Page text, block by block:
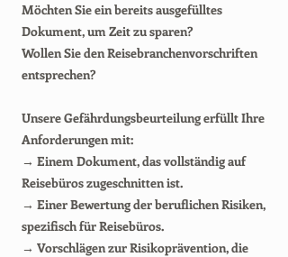
Möchten Sie ein bereits ausgefülltes
Dokument, um Zeit zu sparen?
Wollen Sie den Reisebranchenvorschriften
entsprechen?
Unsere Gefährdungsbeurteilung erfüllt Ihre
Anforderungen mit:
→ Einem Dokument, das vollständig auf
Reisebüros zugeschnitten ist.
→ Einer Bewertung der beruflichen Risiken,
spezifisch für Reisebüros.
→ Vorschlägen zur Risikoprävention, die